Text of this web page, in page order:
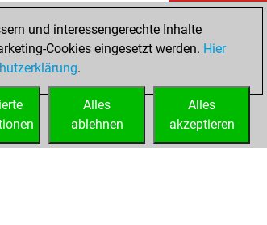
und interessengerechte Inhalte
Cookies eingesetzt werden. Hier
.
Alles
akzeptieren
Alles
ablehnen